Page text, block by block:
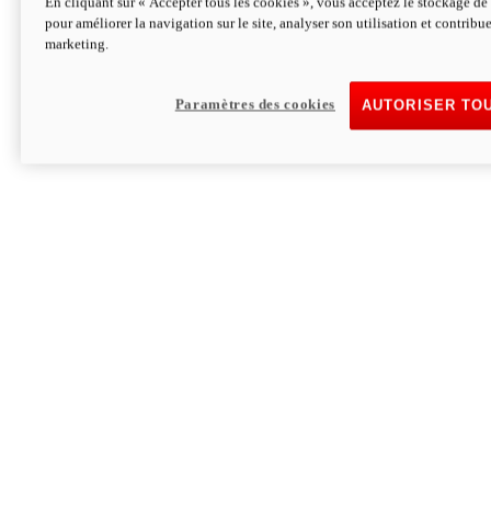
Hypermotard V2 SP 100
Découvrez-le
pour améliorer la navigation sur le site, analyser son utilisation et
marketing.
AUTORISER
Paramètres des cookies